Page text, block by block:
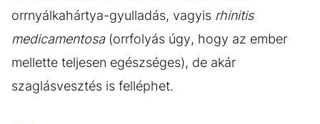
orrnyálkahártya-gyulladás, vagyis rhinitis
medicamentosa(orrfolyás úgy, hogy az ember
mellette teljesen egészséges), de akár
szaglásvesztés is felléphet.